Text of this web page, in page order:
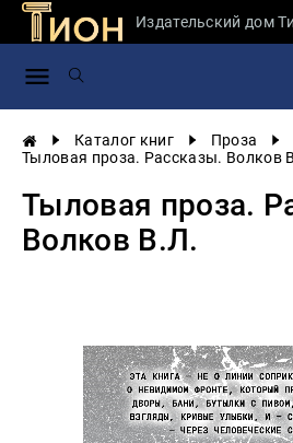
Издательский дом
Каталог книг
Проза
Тыловая проза. Рассказы. Волков
Тыловая проза.
Волков В.Л.
Занимательная
России
история
Экономика
Учебная
литература
Мир
будущего